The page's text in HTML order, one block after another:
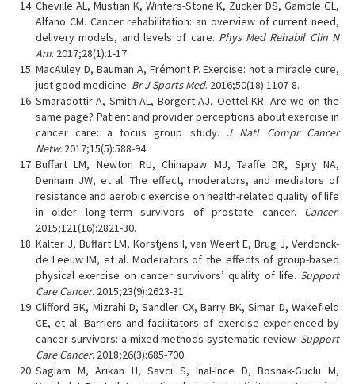
Cheville AL, Mustian K, Winters-Stone K, Zucker DS, Gamble GL,
Alfano CM. Cancer rehabilitation: an overview of current need,
delivery models, and levels of care. Phys Med Rehabil Clin N
Am. 2017;28(1):1-17.
MacAuley D, Bauman A, Frémont P. Exercise: not a miracle cure,
just good medicine. Br J Sports Med. 2016;50(18):1107-8.
Smaradottir A, Smith AL, Borgert AJ, Oettel KR. Are we on the
same page? Patient and provider perceptions about exercise in
cancer care: a focus group study. J Natl Compr Cancer
Netw. 2017;15(5):588-94.
Buffart LM, Newton RU, Chinapaw MJ, Taaffe DR, Spry NA,
Denham JW, et al. The effect, moderators, and mediators of
resistance and aerobic exercise on health-related quality of life
in older long-term survivors of prostate cancer. Cancer.
2015;121(16):2821-30.
Kalter J, Buffart LM, Korstjens I, van Weert E, Brug J, Verdonck-
de Leeuw IM, et al. Moderators of the effects of group-based
physical exercise on cancer survivors’ quality of life. Support
Care Cancer. 2015;23(9):2623-31.
Clifford BK, Mizrahi D, Sandler CX, Barry BK, Simar D, Wakefield
CE, et al. Barriers and facilitators of exercise experienced by
cancer survivors: a mixed methods systematic review. Support
Care Cancer. 2018;26(3):685-700.
Saglam M, Arikan H, Savci S, Inal-Ince D, Bosnak-Guclu M,